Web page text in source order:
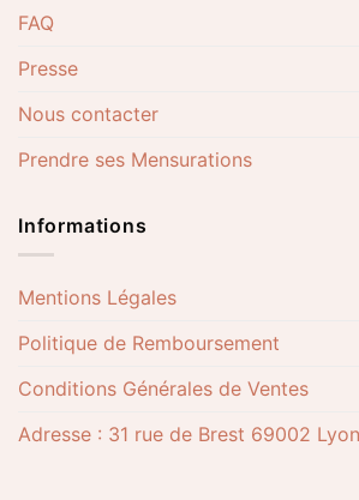
FAQ
Presse
Nous contacter
Prendre ses Mensurations
Informations
Mentions Légales
Politique de Remboursement
Conditions Générales de Ventes
Adresse : 31 rue de Brest 69002